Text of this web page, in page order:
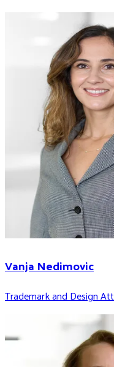
Vanja Nedimovic
Trademark and Design